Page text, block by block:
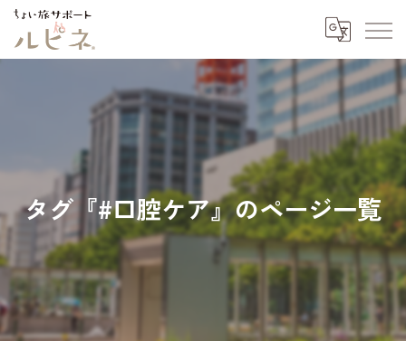
タグ『#口腔ケア』のページ一覧